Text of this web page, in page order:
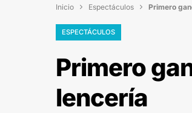
Inicio  Espectáculos  Primero
ESPECTÁCULOS
Primero
lencería